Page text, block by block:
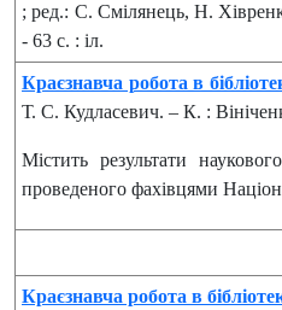
; ред.: С. Смілянець, Н.
- 63 с. : іл.
Краєзнавча робота в
Т. С. Кудласевич. – К. :
Містить результати
проведеного фахівцями
Краєзнавча робота в